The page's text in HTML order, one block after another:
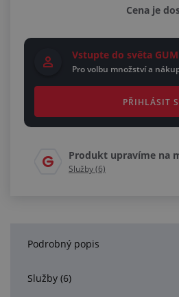
Cena je
Vstupte do světa
Pro volbu množství a
PŘIHLÁSIT
Produkt upravíme na
Služby (6)
Podrobný popis
Služby (6)